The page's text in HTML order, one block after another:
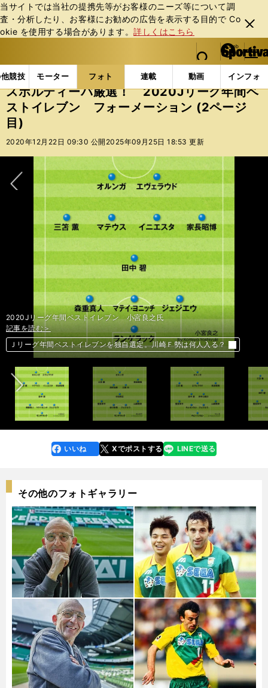
当サイトでは当社の提携先等がお客様のニーズ等について調
査・分析したり、お客様にお勧めの広告を表⽰する⽬的で Co
okie を使⽤する場合があります。詳しくはこちら
閉じ
る
web Sportiva (webスポルティーバ)
検索
マイペ
ー
ジ
メニュ
競技 モーター フォト 連載 動画 インフォ
b
ス
ポ
ル
テ
ー
バ
フォトギャラリー コラムフォト スポルティーバ厳
スポルティーバ厳選！ 2020Jリーグ年間ベ
ストイレブン フォーメーション (2ページ
目)
2020年12月22日 09:30 公開 2025年09月25日 18:53 更新
記事を読む＞
Ｊリーグ年間ベストイレブンを独自選定。川崎Ｆ勢は何人入る？
2020Jリーグ年間ベストイレブン 小宮良之氏
記事を読む＞
Ｊリーグ年間ベストイレブンを独自選定。川崎Ｆ勢は何人入る？
記事を読む＞
Ｊリーグ年間ベストイレブンを独自選定。川崎Ｆ勢は何人入る？
記事を読む＞
Ｊリーグ年間ベストイレブンを独自選定。川崎Ｆ勢は何人入る？
記事を読む＞
Ｊリーグ年間ベストイレブンを独自選定。川崎Ｆ勢は何人入る？
前へ
faceboo
k
いいね Xでポストする
line LINEで送る
その他のフォトギャラリー